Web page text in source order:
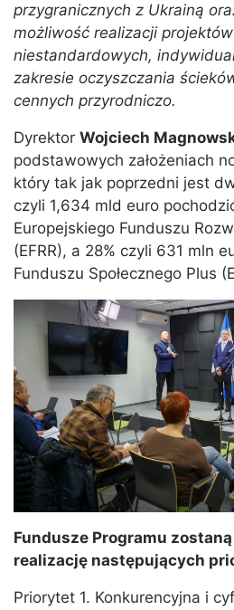
przygranicznych z Ukrainą
możliwość realizacji
niestandardowych,
zakresie oczyszczania
cennych przyrodniczo.
Dyrektor Wojciech
podstawowych założeniach
który tak jak poprzedni jest
czyli 1,634 mld euro
Europejskiego Funduszu
(EFRR), a 28% czyli 631 mln
Funduszu Społecznego Plus
Fundusze Programu
realizację następujących
Priorytet 1. Konkurencyjna i